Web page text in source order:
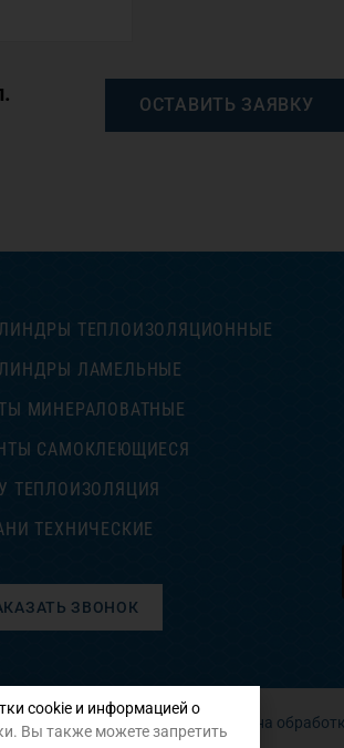
ОСТАВИТЬ ЗАЯВКУ
ТЕПЛОИЗОЛЯЦИОННЫЕ
ЛАМЕЛЬНЫЕ
МИНЕРАЛОВАТНЫЕ
САМОКЛЕЮЩИЕСЯ
ТЕПЛОИЗОЛЯЦИЯ
ТЕХНИЧЕСКИЕ
ЗВОНОК
Согласие на
cookie и информацией о
Вы также можете запретить